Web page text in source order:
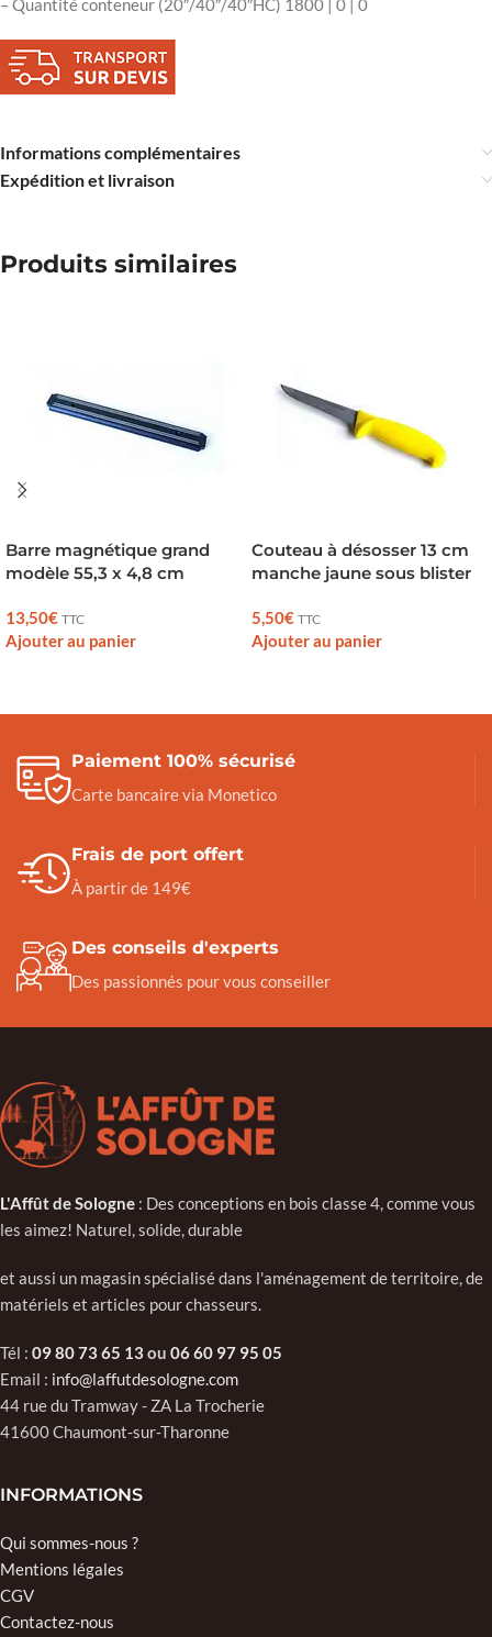
– Quantité conteneur (20″/40″/40″HC) 1800 | 0 | 0
Informations complémentaires
Expédition et livraison
Produits similaires
Barre magnétique grand
modèle 55,3 x 4,8 cm
13,50€ TTC
Ajouter au panier
Couteau à désosser 13 cm
manche jaune sous blister
5,50€ TTC
Ajouter au panier
Paiement 100% sécurisé
Carte bancaire via Monetico
Frais de port offert
À partir de 149€
Des conseils d'experts
Des passionnés pour vous conseiller
L'Affût de Sologne : Des conceptions en bois classe 4, comme vous
les aimez! Naturel, solide, durable
et aussi un magasin spécialisé dans l'aménagement de territoire, de
matériels et articles pour chasseurs.
Tél : 09 80 73 65 13ou 06 60 97 95 05
Email : info@laffutdesologne.com
44 rue du Tramway - ZA La Trocherie
41600 Chaumont-sur-Tharonne
INFORMATIONS
Qui sommes-nous ?
Mentions légales
CGV
Contactez-nous